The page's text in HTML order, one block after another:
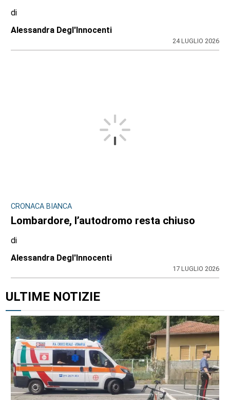
di
Alessandra Degl'Innocenti
24 LUGLIO 2026
CRONACA BIANCA
Lombardore, l’autodromo resta chiuso
di
Alessandra Degl'Innocenti
17 LUGLIO 2026
ULTIME NOTIZIE